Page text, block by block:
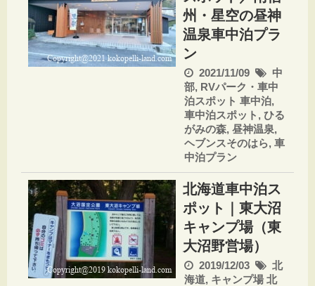
州・星空の昼神
温泉車中泊プラ
ン
2021/11/09
中
部, RVパーク・車中
泊スポット 車中泊,
車中泊スポット , ひる
がみの森, 昼神温泉,
ヘブンスそのはら, 車
中泊プラン
北海道車中泊ス
ポット｜東大沼
キャンプ場（東
大沼野営場）
2019/12/03
北
海道, キャンプ場 北